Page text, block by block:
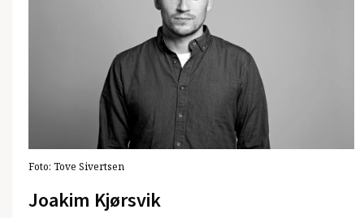
Foto: Tove Sivertsen
Joakim Kjørsvik